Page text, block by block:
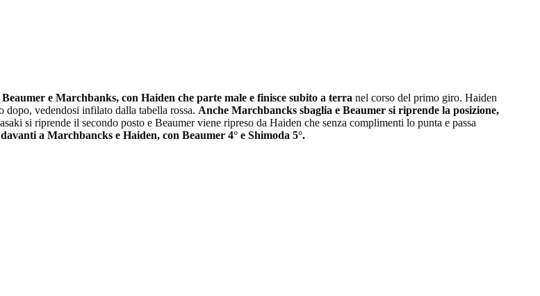
e Marchbanks, con Haiden che parte male e finisce subito a terra nel corso del primo giro. Haiden
dopo, vedendosi infilato dalla tabella rossa. Anche Marchbancks sbaglia e Beaumer si riprende la posizione,
si riprende il secondo posto e Beaumer viene ripreso da Haiden che senza complimenti lo punta e passa
a Marchbancks e Haiden, con Beaumer 4° e Shimoda 5°.